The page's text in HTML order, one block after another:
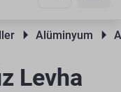
Alüminyum
Levha